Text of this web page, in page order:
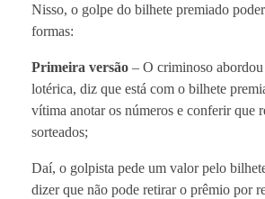
Nisso, o golpe do bilhete premiado
formas:
Primeira versão – O criminoso
lotérica, diz que está com o bilhete
vítima anotar os números e conferir que
sorteados;
Daí, o golpista pede um valor pelo
dizer que não pode retirar o prêmio por